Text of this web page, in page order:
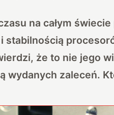
na całym
stabilnością
że to nie jego
wydanych zaleceń.